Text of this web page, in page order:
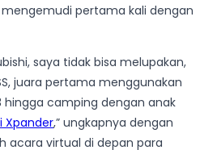
pertama kali dengan
saya tidak bisa melupakan,
juara pertama menggunakan
hingga camping dengan anak
Xpander,” ungkapnya dengan
acara virtual di depan para